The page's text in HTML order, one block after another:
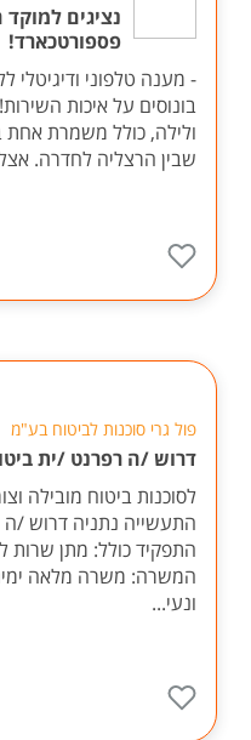
נציגים
פספורטכארד!
- מענה טלפוני
בונוסים על איכות
ולילה, כולל משמרת
שבין הרצליה לחדרה.
פול גרי סוכנות לביטוח בע"מ
דרוש /ה רפרנט /ית
התעשייה נתניה דרוש /ה
התפקיד כולל: מתן שרות
המשרה: משרה מלאה
ונעי...